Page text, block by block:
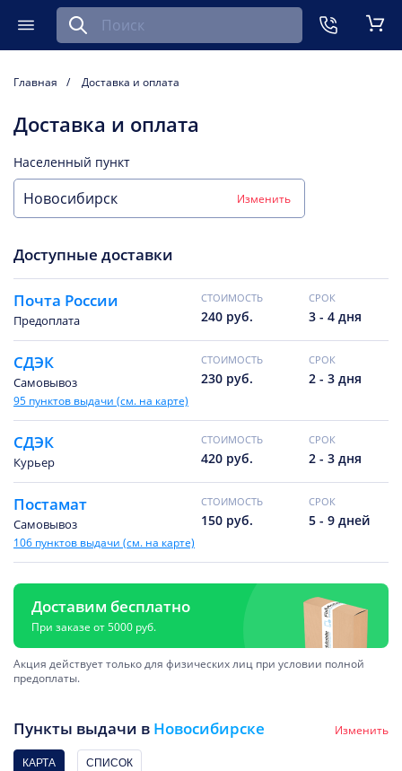
Меню
Найти запчасть для мобильного устройства
Главная Доставка и оплата
Доставка и оплата
Населенный пункт
Изменить
Доступные доставки
Почта России
Предоплата
CТОИМОСТЬ
240 руб.
CРОК
3 - 4 дня
СДЭК
Самовывоз
CТОИМОСТЬ
230 руб.
CРОК
2 - 3 дня
95 пунктов выдачи (см. на карте)
СДЭК
Курьер
CТОИМОСТЬ
420 руб.
CРОК
2 - 3 дня
Постамат
Самовывоз
CТОИМОСТЬ
150 руб.
CРОК
5 - 9 дней
106 пунктов выдачи (см. на карте)
Доставим бесплатно
При заказе от 5000 руб.
Акция действует только для физических лиц при условии полной
предоплаты.
Пункты выдачи в Новосибирске Изменить
КАРТА СПИСОК